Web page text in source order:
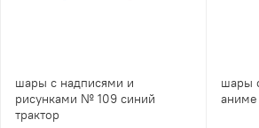
шары с надписями и
рисунками № 109 синий
трактор
шары
аниме